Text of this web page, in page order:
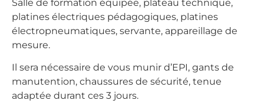
Salle de formation équipée, plateau technique,
platines électriques pédagogiques, platines
électropneumatiques, servante, appareillage de
mesure.
Il sera nécessaire de vous munir d’EPI, gants de
manutention, chaussures de sécurité, tenue
adaptée durant ces 3 jours.